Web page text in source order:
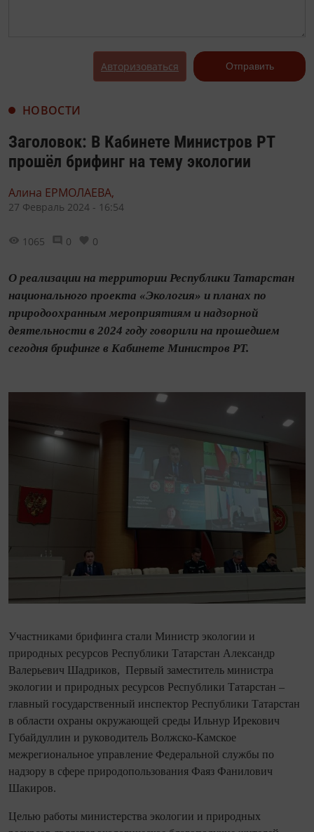
Авторизоваться Отправить
НОВОСТИ
Заголовок: В Кабинете Министров РТ
прошёл брифинг на тему экологии
Алина ЕРМОЛАЕВА,
27 Февраль 2024 - 16:54
1065 0 0
О реализации на территории Республики Татарстан
национального проекта «Экология» и планах по
природоохранным мероприятиям и надзорной
деятельности в 2024 году говорили на прошедшем
сегодня брифинге в Кабинете Министров РТ.
Участниками брифинга стали Министр экологии и
природных ресурсов Республики Татарстан Александр
Валерьевич Шадриков, Первый заместитель министра
экологии и природных ресурсов Республики Татарстан –
главный государственный инспектор Республики Татарстан
в области охраны окружающей среды Ильнур Ирекович
Губайдуллин и руководитель Волжско-Камское
межрегиональное управление Федеральной службы по
надзору в сфере природопользования Фаяз Фанилович
Шакиров.
Целью работы министерства экологии и природных